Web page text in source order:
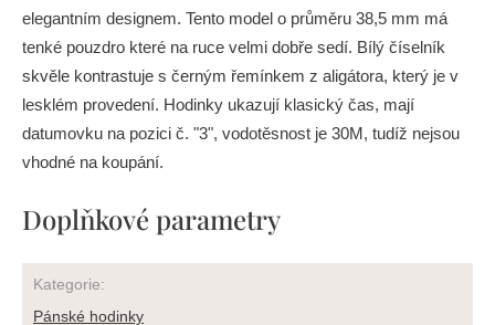
elegantním designem. Tento model o průměru 38,5 mm má
tenké pouzdro které na ruce velmi dobře sedí. Bílý číselník
skvěle kontrastuje s černým řemínkem z aligátora, který je v
lesklém provedení. Hodinky ukazují klasický čas, mají
datumovku na pozici č. "3", vodotěsnost je 30M, tudíž nejsou
vhodné na koupání.
Doplňkové parametry
Kategorie:
Pánské hodinky